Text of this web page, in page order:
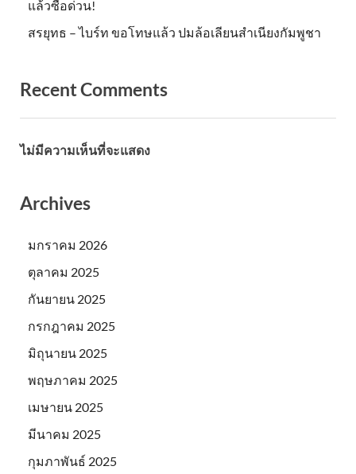
แล้วซื้อด่วน!
สรยุทธ – ไบร์ท ขอโทษแล้ว ปมล้อเลียนสำเนียงกัมพูชา
Recent Comments
ไม่มีความเห็นที่จะแสดง
Archives
มกราคม 2026
ตุลาคม 2025
กันยายน 2025
กรกฎาคม 2025
มิถุนายน 2025
พฤษภาคม 2025
เมษายน 2025
มีนาคม 2025
กุมภาพันธ์ 2025